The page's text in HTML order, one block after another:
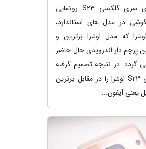
گوشی های سری گلکسی S23 رونمایی
در مدل های استاندارد،
که مدل اولترا برترین و
پرچم دار اندرویدی حال حاضر
در نتیجه تصمیم گرفته
ایم گلکسی S23 اولترا را در مقابل برترین
یعنی آیفون...